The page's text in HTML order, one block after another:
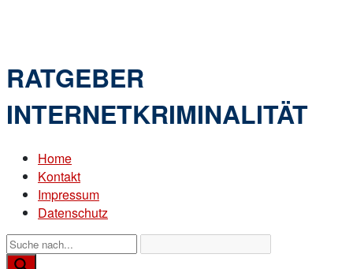
RATGEBER
INTERNETKRIMINALITÄT
Home
Kontakt
Impressum
Datenschutz